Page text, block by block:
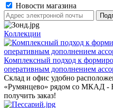
Новости магазина
Коллекции
Комплексный подход к
оперативным дополнением
Склад и офис удобно
«Румянцево» рядом со МКАД -
получить заказ!